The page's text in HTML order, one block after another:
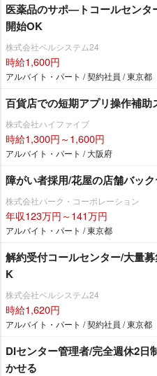
医薬品のサポ―トコールセンタ
開始OK
株式会社ベルシステム24
時給1,600円
アルバイト・パート / 契約社員 / 東京都
百貨店での短期アプリ操作補助
株式会社ハイファイブ
時給1,300円～1,600円
アルバイト・パート / 大阪府
障がい者採用/花屋の店舗バッ
株式会社パーク・コーポレーション
年収123万円～141万円
アルバイト・パート / 東京都
解約受付コールセンター/大量
K
株式会社ベルシステム24
時給1,620円
アルバイト・パート / 契約社員 / 東京都
DIセンター管理者/完全週休2日
かせる